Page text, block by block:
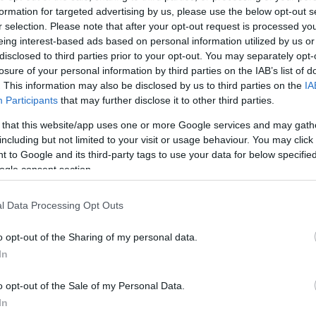
for targeted advertising by us, please use the below opt-out
selection. Please note that after your opt-out request is processed
interest-based ads based on personal information utilized by us
to third parties prior to your opt-out. You may separately
of your personal information by third parties on the IAB’s list of
This information may also be disclosed by us to third parties on the
Participants that may further disclose it to other third parties.
that this website/app uses one or more Google services and may
but not limited to your visit or usage behaviour. You may
to Google and its third-party tags to use your data for below
consent section.
Data Processing Opt Outs
opt-out of the Sharing of my personal data.
opt-out of the Sale of my Personal Data.
dans l’avion de rapatriement.
ont tout de suite été placés en isolement
(@SebLecornu)May 10, 2026
κυβέρνηση προχωρά άμεσα στη
τον πρωθυπουργό, μέσα στη νύχτα θα εκδοθεί
μέτρα απομόνωσης για όσους θεωρούνται
κρουσμάτων.